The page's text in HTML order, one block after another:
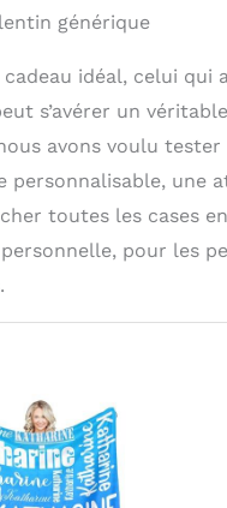
idéal, celui qui
s’avérer un
avons voulu
personnalisable, une
toutes les cases
pour les